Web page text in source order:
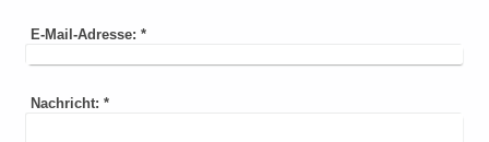
E-Mail-Adresse: *
Nachricht: *